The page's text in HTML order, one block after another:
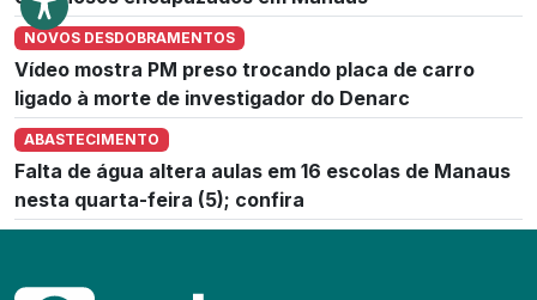
NOVOS DESDOBRAMENTOS
Vídeo mostra PM preso trocando placa de carro
ligado à morte de investigador do Denarc
ABASTECIMENTO
Falta de água altera aulas em 16 escolas de Manaus
nesta quarta-feira (5); confira